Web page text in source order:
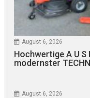
August 6, 2026
Hochwertige A U S
modernster
August 6, 2026